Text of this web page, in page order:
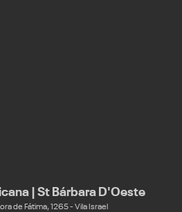
| St Bárbara D'Oeste
de Fátima, 1265 - Vila Israel